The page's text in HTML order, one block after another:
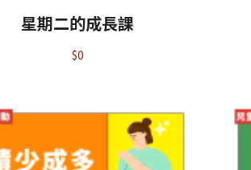
星期二的成長課
$0